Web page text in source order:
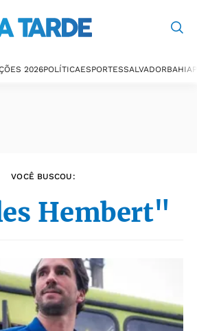
2026POLÍTICAESPORTESSALVADORBAHIA
VOCÊ BUSCOU:
Hembert"